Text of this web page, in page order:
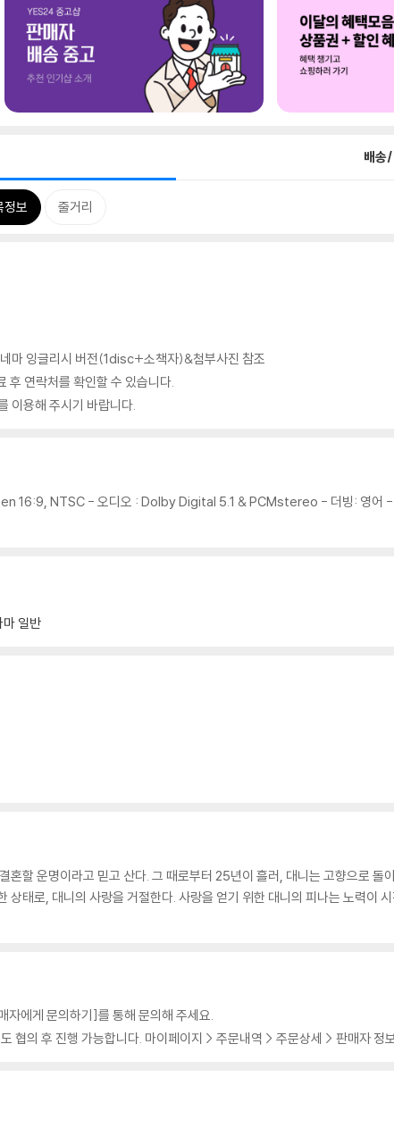
배송
정보 줄거리
마 잉글리시 버전(1disc+소책자)&첨부사진 참조
후 연락처를 확인할 수 있습니다.
이용해 주시기 바랍니다.
16:9, NTSC - 오디오 : Dolby Digital 5.1 & PCMstereo - 더빙: 영어 -
마 일반
혼할 운명이라고 믿고 산다. 그 때로부터 25년이 흘러, 대니는 고향으로 돌
태로, 대니의 사랑을 거절한다. 사랑을 얻기 위한 대니의 피나는 노력이
자에게 문의하기]를 통해 문의해 주세요.
협의 후 진행 가능합니다. 마이페이지 > 주문내역 > 주문상세 > 판매자 정